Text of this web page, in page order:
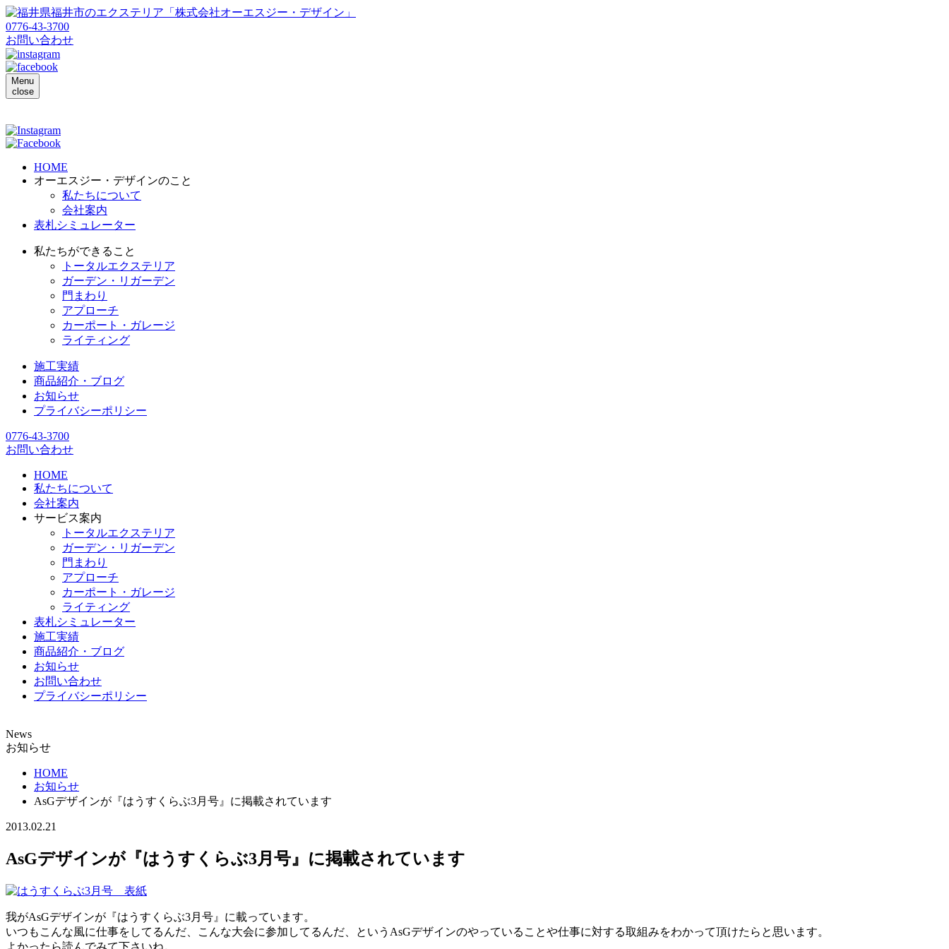
0776-43-3700
お問い合わせ
Menu
close
HOME
オーエスジー・デザインのこと
私たちについて
会社案内
表札シミュレーター
私たちができること
トータルエクステリア
ガーデン・リガーデン
門まわり
アプローチ
カーポート・ガレージ
ライティング
施工実績
商品紹介・ブログ
お知らせ
プライバシーポリシー
0776-43-3700
お問い合わせ
HOME
私たちについて
会社案内
サービス案内
トータルエクステリア
ガーデン・リガーデン
門まわり
アプローチ
カーポート・ガレージ
ライティング
表札シミュレーター
施工実績
商品紹介・ブログ
お知らせ
お問い合わせ
プライバシーポリシー
News
お知らせ
HOME
お知らせ
AsGデザインが『はうすくらぶ3月号』に掲載されています
2013.02.21
AsGデザインが『はうすくらぶ3月号』に掲載されています
我がAsGデザインが『はうすくらぶ3月号』に載っています。
いつもこんな風に仕事をしてるんだ、こんな大会に参加してるんだ、というAsGデザインのやっていることや仕事に対する取組みをわかって頂けたらと思います。
よかったら読んでみて下さいね。